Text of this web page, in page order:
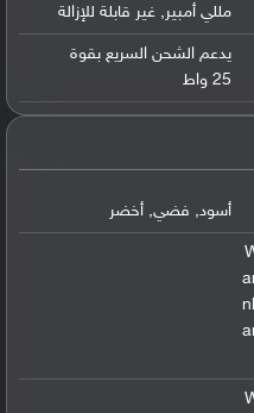
مللي أمبير, غير قابلة للإزالة
يدعم الشحن السريع بقوة
25 واط
أسود, فضي, أخضر